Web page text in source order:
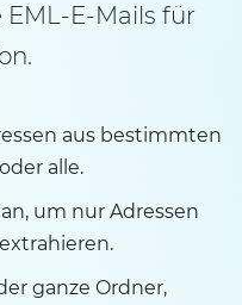
E-Mails für
aus bestimmten
alle.
um nur Adressen
ganze Ordner,